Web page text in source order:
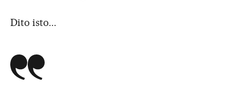
Dito isto...